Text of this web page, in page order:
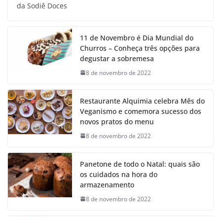
da Sodiê Doces
11 de Novembro é Dia Mundial do
Churros – Conheça três opções para
degustar a sobremesa
8 de novembro de 2022
Restaurante Alquimia celebra Mês do
Veganismo e comemora sucesso dos
novos pratos do menu
8 de novembro de 2022
Panetone de todo o Natal: quais são
os cuidados na hora do
armazenamento
8 de novembro de 2022